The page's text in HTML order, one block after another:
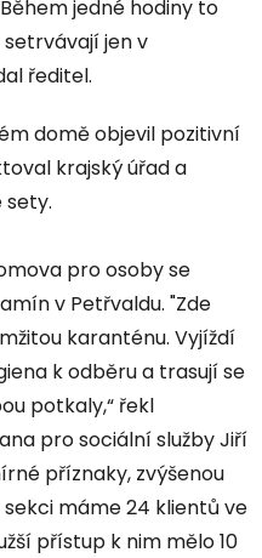
jedné hodiny to
jen v
ředitel.
domě objevil pozitivní
krajský úřad a
sety.
pro osoby se
v Petřvaldu. "Zde
karanténu. Vyjíždí
k odběru a trasují se
potkaly,“ řekl
pro sociální služby Jiří
příznaky, zvýšenou
máme 24 klientů ve
přístup k nim mělo 10